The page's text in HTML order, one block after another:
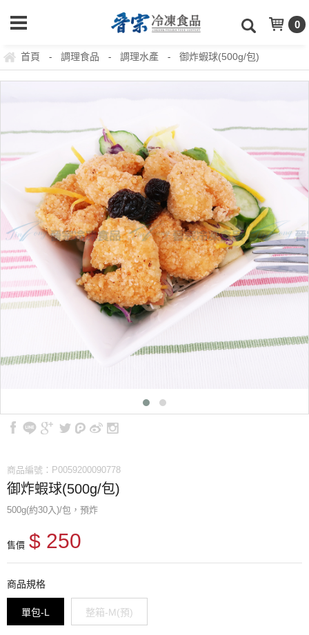
0
首頁 - 調理食品 - 調理水產 - 御炸蝦球(500g/包)
商品編號：P0059200090778
御炸蝦球(500g/包)
500g(約30入)/包，預炸
售價 $ 250
商品規格
單包-L 整箱-M(預)